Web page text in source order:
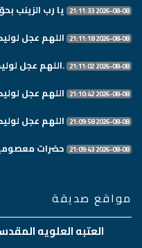
2026-08-08 21:11:33 یا رب الزینب
2026-08-08 21:11:18 اللهم عجل
2026-08-08 21:11:02 .اللهم عجل
2026-08-08 21:10:42 اللهم عجل
2026-08-08 21:09:58 اللهم عجل
2026-08-08 21:09:43 حضرات
مواقع صديقة
العتبه العلويه